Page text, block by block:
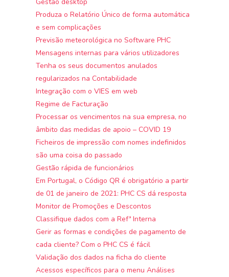
Produza o Relatório Único de forma automática
e sem complicações
Previsão meteorológica no Software PHC
Mensagens internas para vários utilizadores
Tenha os seus documentos anulados
regularizados na Contabilidade
Integração com o VIES em web
Regime de Facturação
Processar os vencimentos na sua empresa, no
âmbito das medidas de apoio – COVID 19
Ficheiros de impressão com nomes indefinidos
são uma coisa do passado
Gestão rápida de funcionários
Em Portugal, o Código QR é obrigatório a partir
de 01 de janeiro de 2021: PHC CS dá resposta
Monitor de Promoções e Descontos
Classifique dados com a Refª Interna
Gerir as formas e condições de pagamento de
cada cliente? Com o PHC CS é fácil
Validação dos dados na ficha do cliente
Acessos específicos para o menu Análises